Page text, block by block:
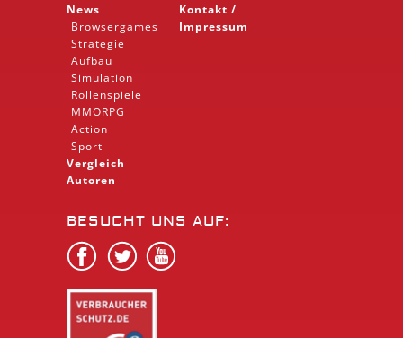
News
Browsergames
Strategie
Aufbau
Simulation
Rollenspiele
MMORPG
Action
Sport
Vergleich
Autoren
Kontakt /
Impressum
BESUCHT UNS AUF: